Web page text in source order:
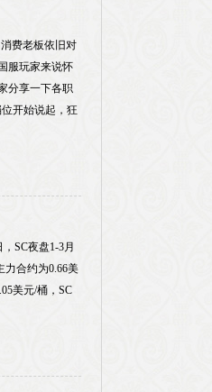
费老板依旧对
服玩家来说怀
分享一下各职
开始说起，狂
SC夜盘1-3月
力合约为0.66美
美元/桶，SC